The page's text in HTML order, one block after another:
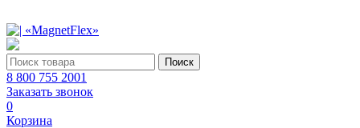
Поиск
8 800 755 2001
Заказать звонок
0
Корзина